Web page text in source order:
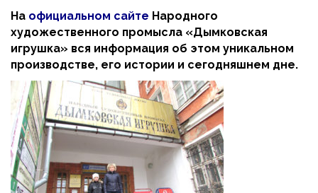
На официальном сайте Народного
художественного промысла «Дымковская
игрушка» вся информация об этом уникальном
производстве, его истории и сегодняшнем дне.